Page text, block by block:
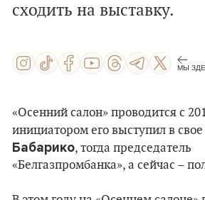
сходить на выставку.
МЫ
«Осенний салон» проводится с
инициатором его выступил в
Бабарико, тогда председатель
«Белгазпромбанка», а сейчас –